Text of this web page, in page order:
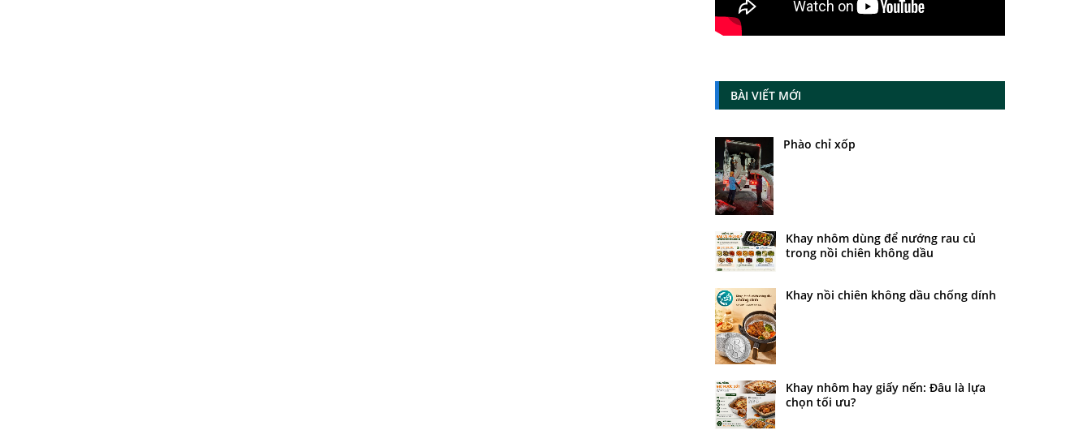
BÀI VIẾT MỚI
Phào chỉ xốp
Khay nhôm dùng để nướng rau củ
trong nồi chiên không dầu
Khay nồi chiên không dầu chống dính
Khay nhôm hay giấy nến: Đâu là lựa
chọn tối ưu?